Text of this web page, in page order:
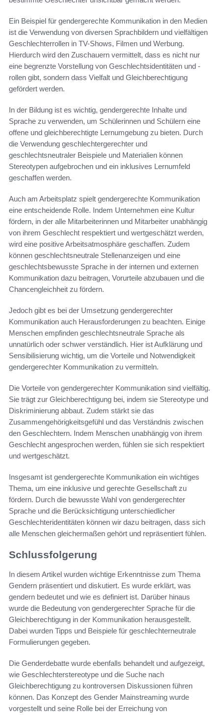
Ein Beispiel für gendergerechte Kommunikation in den Medien
ist die Verwendung von diversen Sprachbildern und vielfältigen
Geschlechterrollen in TV-Shows, Filmen und Werbung.
Hierdurch wird den Zuschauern vermittelt, dass es nicht nur
eine begrenzte Vorstellung von Geschlechtsidentitäten und -
rollen gibt, sondern dass Vielfalt und Gleichberechtigung
gefördert werden.
In der Bildung ist es wichtig, gendergerechte Inhalte und
Sprache zu verwenden, um Schülerinnen und Schülern eine
offene und gleichberechtigte Lernumgebung zu bieten. Durch
die Verwendung geschlechtergerechter und
geschlechtsneutraler Beispiele und Materialien können
Stereotypen aufgebrochen und ein inklusives Lernumfeld
geschaffen werden.
Auch am Arbeitsplatz spielt gendergerechte Kommunikation
eine entscheidende Rolle. Indem Unternehmen eine Kultur
fördern, in der alle Mitarbeiterinnen und Mitarbeiter unabhängig
von ihrem Geschlecht respektiert und wertgeschätzt werden,
wird eine positive Arbeitsatmosphäre geschaffen. Zudem
können geschlechtsneutrale Stellenanzeigen und eine
geschlechtsbewusste Sprache in der internen und externen
Kommunikation dazu beitragen, Vorurteile abzubauen und die
Chancengleichheit zu fördern.
Jedoch gibt es bei der Umsetzung gendergerechter
Kommunikation auch Herausforderungen zu beachten. Einige
Menschen empfinden geschlechtsneutrale Sprache als
unnatürlich oder schwer verständlich. Hier ist Aufklärung und
Sensibilisierung wichtig, um die Vorteile und Notwendigkeit
gendergerechter Kommunikation zu vermitteln.
Die Vorteile von gendergerechter Kommunikation sind vielfältig.
Sie trägt zur Gleichberechtigung bei, indem sie Stereotype und
Diskriminierung abbaut. Zudem stärkt sie das
Zusammengehörigkeitsgefühl und das Verständnis zwischen
den Geschlechtern. Indem Menschen unabhängig von ihrem
Geschlecht angesprochen werden, fühlen sie sich respektiert
und wertgeschätzt.
Insgesamt ist gendergerechte Kommunikation ein wichtiges
Thema, um eine inklusive und gerechte Gesellschaft zu
fördern. Durch die bewusste Wahl von gendergerechter
Sprache und die Berücksichtigung unterschiedlicher
Geschlechteridentitäten können wir dazu beitragen, dass sich
alle Menschen gleichermaßen gehört und repräsentiert fühlen.
Schlussfolgerung
In diesem Artikel wurden wichtige Erkenntnisse zum Thema
Gendern präsentiert und diskutiert. Es wurde erklärt, was
gendern bedeutet und wie es definiert ist. Darüber hinaus
wurde die Bedeutung von gendergerechter Sprache für die
Gleichberechtigung in der Kommunikation herausgestellt.
Dabei wurden Tipps und Beispiele für geschlechterneutrale
Formulierungen gegeben.
Die Genderdebatte wurde ebenfalls behandelt und aufgezeigt,
wie Geschlechterstereotype und die Suche nach
Gleichberechtigung zu kontroversen Diskussionen führen
können. Das Konzept des Gender Mainstreaming wurde
vorgestellt und seine Rolle bei der Erreichung von